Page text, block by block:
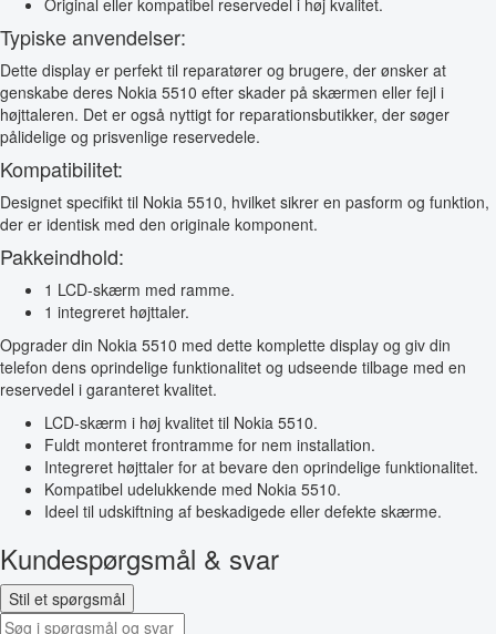
Original eller kompatibel reservedel i høj kvalitet.
Typiske anvendelser:
Dette display er perfekt til reparatører og brugere, der ønsker at
genskabe deres Nokia 5510 efter skader på skærmen eller fejl i
højttaleren. Det er også nyttigt for reparationsbutikker, der søger
pålidelige og prisvenlige reservedele.
Kompatibilitet:
Designet specifikt til Nokia 5510, hvilket sikrer en pasform og funktion,
der er identisk med den originale komponent.
Pakkeindhold:
1 LCD-skærm med ramme.
1 integreret højttaler.
Opgrader din Nokia 5510 med dette komplette display og giv din
telefon dens oprindelige funktionalitet og udseende tilbage med en
reservedel i garanteret kvalitet.
LCD-skærm i høj kvalitet til Nokia 5510.
Fuldt monteret frontramme for nem installation.
Integreret højttaler for at bevare den oprindelige funktionalitet.
Kompatibel udelukkende med Nokia 5510.
Ideel til udskiftning af beskadigede eller defekte skærme.
Kundespørgsmål & svar
Stil et spørgsmål